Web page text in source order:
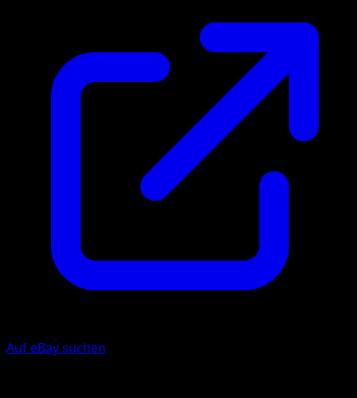
Auf eBay suchen